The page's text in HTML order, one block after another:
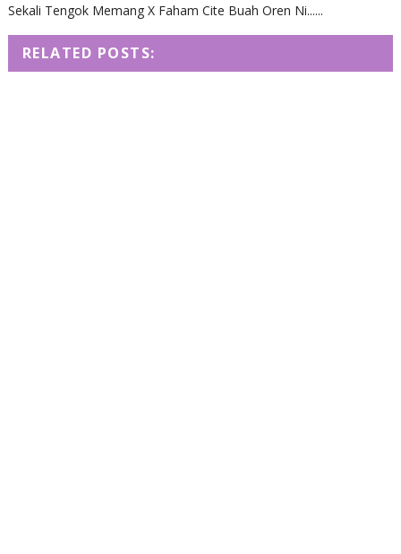
Sekali Tengok Memang X Faham Cite Buah Oren Ni......
RELATED POSTS: